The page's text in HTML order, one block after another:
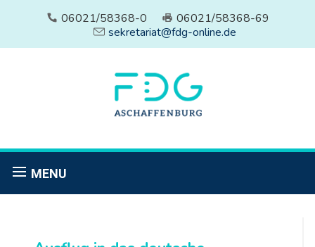
06021/58368-0
06021/58368-69
sekretariat@fdg-online.de
MENU